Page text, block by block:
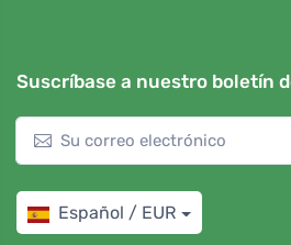
Suscríbase a nuestro boletín
Español / EUR